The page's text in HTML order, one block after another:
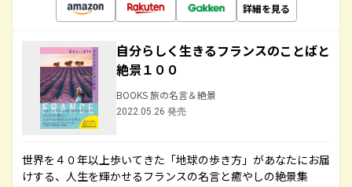
詳細を見る
自分らしく生きるフランスのことばと
絶景１００
BOOKS 旅の名言＆絶景
2022.05.26 発売
世界を４０年以上歩いてきた「地球の歩き方」があなたにお届
けする、人生を輝かせるフランスの名言と癒やしの絶景集